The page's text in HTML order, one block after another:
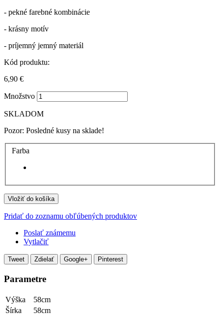
- pekné farebné kombinácie
- krásny motív
- príjemný jemný materiál
Kód produktu:
6,90 €
Množstvo
SKLADOM
Pozor: Posledné kusy na sklade!
Farba
Vložiť do košíka
Pridať do zoznamu obľúbených produktov
Poslať známemu
Vytlačiť
Tweet Zdielať Google+ Pinterest
Parametre
Výška
58cm
Šírka
58cm